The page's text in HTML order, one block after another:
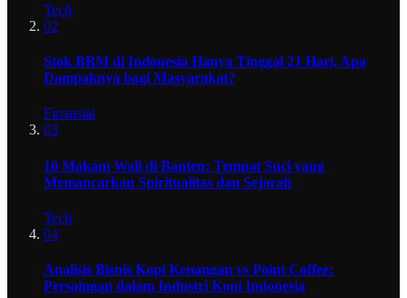
Tech
02
Stok BBM di Indonesia Hanya Tinggal 21 Hari, Apa
Dampaknya bagi Masyarakat?
Finansial
03
10 Makam Wali di Banten: Tempat Suci yang
Memancarkan Spiritualitas dan Sejarah
Tech
04
Analisis Bisnis Kopi Kenangan vs Point Coffee:
Persaingan dalam Industri Kopi Indonesia